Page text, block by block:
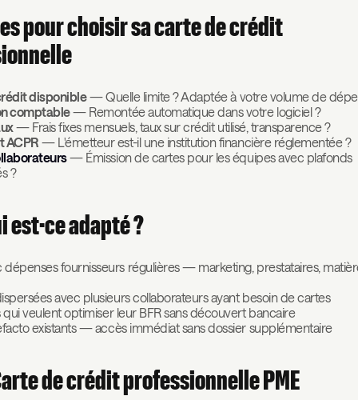
pour choisir sa carte de crédit
disponible— Quelle limite ? Adaptée à votre volume de
comptable— Remontée automatique dans votre logiciel ?
— Frais fixes mensuels, taux sur crédit utilisé, transparence ?
ACPR — L'émetteur est-il une institution financière réglementée ?
— Émission de cartes pour les équipes avec plafonds
?
est-ce adapté ?
fournisseurs régulières — marketing, prestataires,
avec plusieurs collaborateurs ayant besoin de cartes
veulent optimiser leur BFR sans découvert bancaire
existants — accès immédiat sans dossier supplémentaire
de crédit professionnelle PME